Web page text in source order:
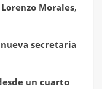
Morales,
nueva secretaria
un cuarto